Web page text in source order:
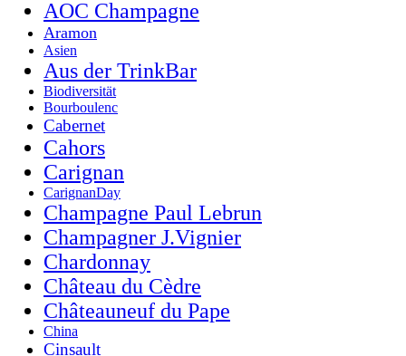
AOC Champagne
Aramon
Asien
Aus der TrinkBar
Biodiversität
Bourboulenc
Cabernet
Cahors
Carignan
CarignanDay
Champagne Paul Lebrun
Champagner J.Vignier
Chardonnay
Château du Cèdre
Châteauneuf du Pape
China
Cinsault